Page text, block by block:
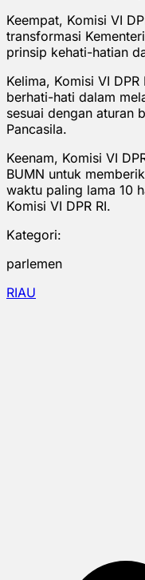
Keempat, Komisi VI
transformasi
prinsip kehati-hatian
Kelima, Komisi VI
berhati-hati dalam
sesuai dengan aturan
Pancasila.
Keenam, Komisi VI
BUMN untuk
waktu paling lama 10
Komisi VI DPR RI.
Kategori:
parlemen
RIAU